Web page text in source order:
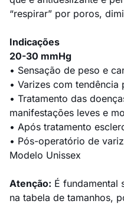
“respirar” por poros,
Indicações
20-30 mmHg
• Sensação de peso e
• Varizes com tendência
• Tratamento das
manifestações leves e
• Após tratamento
• Pós-operatório de
Modelo Unissex
Atenção: É fundamental
na tabela de tamanhos,